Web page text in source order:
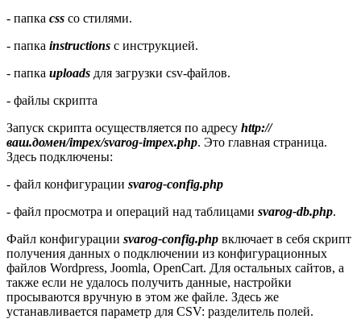
- папка css со стилями.
- папка instructions с инструкцией.
- папка uploads для загрузки csv-файлов.
- файлы скрипта
Запуск скрипта осуществляется по адресу http://
ваш.домен/impex/svarog-impex.php. Это главная страница.
Здесь подключены:
- файл конфигурации svarog-config.php
- файл просмотра и операций над таблицами svarog-db.php.
Файл конфигурации svarog-config.php включает в себя скрипт
получения данных о подключении из конфигурационных
файлов Wordpress, Joomla, OpenCart. Для остальных сайтов, а
также если не удалось получить данные, настройки
просываются вручную в этом же файле. Здесь же
устанавливается параметр для CSV: разделитель полей.